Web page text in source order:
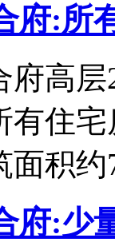
府:所
府高
有住
积约
府:少